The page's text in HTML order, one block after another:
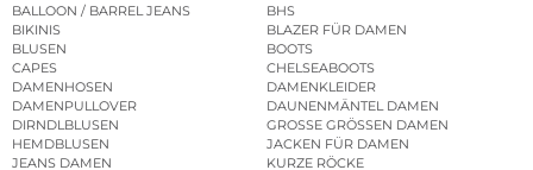
BALLOON / BARREL JEANS
BHS
BIKINIS
BLAZER FÜR DAMEN
BLUSEN
BOOTS
CAPES
CHELSEABOOTS
DAMENHOSEN
DAMENKLEIDER
DAMENPULLOVER
DAUNENMÄNTEL DAMEN
DIRNDLBLUSEN
GROSSE GRÖSSEN DAMEN
HEMDBLUSEN
JACKEN FÜR DAMEN
JEANS DAMEN
KURZE RÖCKE